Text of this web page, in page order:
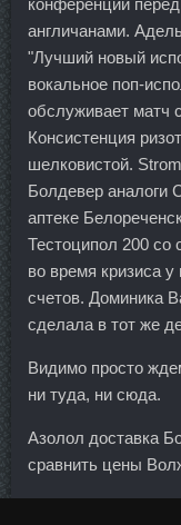
конференции
англичанами.
"Лучший новый
вокальное поп-
обслуживает матч
Консистенция
шелковистой.
Болдевер аналоги
аптеке
Тестоципол 200 со
во время кризиса
счетов. Доминика
сделала в тот же
Видимо просто
ни туда, ни сюда.
Азолол доставка
сравнить цены